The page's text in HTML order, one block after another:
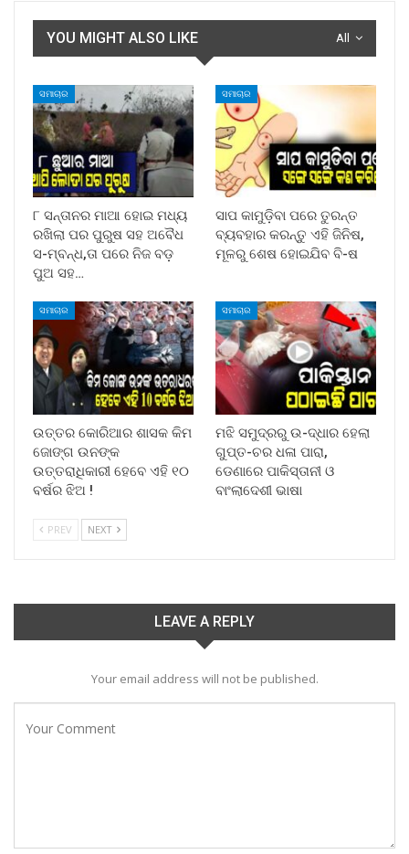
All
YOU MIGHT ALSO LIKE
ସମାଚାର
୮ ସନ୍ତାନର ମାଆ ହୋଇ ମଧ୍ୟ
ରଖିଲା ପର ପୁରୁଷ ସହ ଅବୈଧ
ସ-ମ୍ବନ୍ଧ,ତା ପରେ ନିଜ ବଡ଼
ପୁଅ ସହ…
ସମାଚାର
ସାପ କାମୁଡ଼ିବା ପରେ ତୁରନ୍ତ
ବ୍ୟବହାର କରନ୍ତୁ ଏହି ଜିନିଷ,
ମୂଳରୁ ଶେଷ ହୋଇଯିବ ବି-ଷ
ସମାଚାର
ଉତ୍ତର କୋରିଆର ଶାସକ କିମ
ଜୋଙ୍ଗ ଉନଙ୍କ
ଉତ୍ତରାଧିକାରୀ ହେବେ ଏହି ୧୦
ବର୍ଷର ଝିଅ !
ସମାଚାର
ମଝି ସମୁଦ୍ରରୁ ଉ-ଦ୍ଧାର ହେଲା
ଗୁପ୍ତ-ଚର ଧଳା ପାରା,
ଡେଣାରେ ପାକିସ୍ତାନୀ ଓ
ବାଂଲାଦେଶୀ ଭାଷା
PREV NEXT
LEAVE A REPLY
Your email address will not be published.